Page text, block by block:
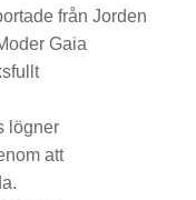
från Jorden
Gaia
lögner
att